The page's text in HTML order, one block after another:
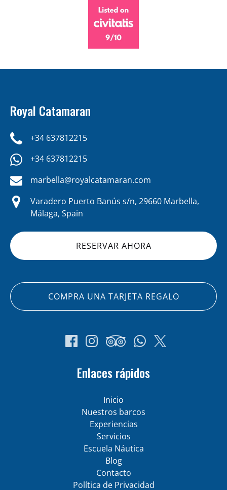
Royal Catamaran
+34 637812215
+34 637812215
marbella@royalcatamaran.com
Varadero Puerto Banús s/n, 29660 Marbella,
Málaga, Spain
RESERVAR AHORA
COMPRA UNA TARJETA REGALO
Enlaces rápidos
Inicio
Nuestros barcos
Experiencias
Servicios
Escuela Náutica
Blog
Contacto
Política de Privacidad